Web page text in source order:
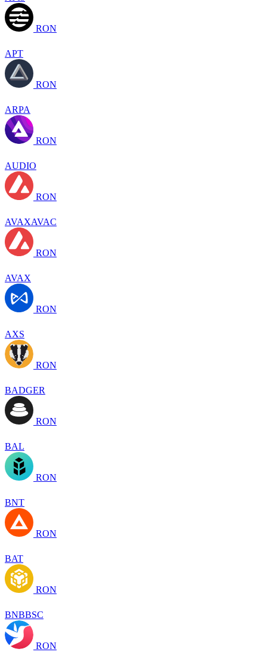
RON
APT
RON
ARPA
RON
AUDIO
RON
AVAXAVAC
RON
AVAX
RON
AXS
RON
BADGER
RON
BAL
RON
BNT
RON
BAT
RON
BNBBSC
RON